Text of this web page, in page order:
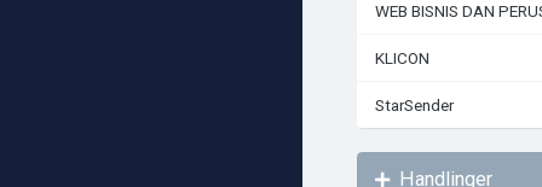
WEB BISNIS DAN
KLICON
StarSender
Handlinger